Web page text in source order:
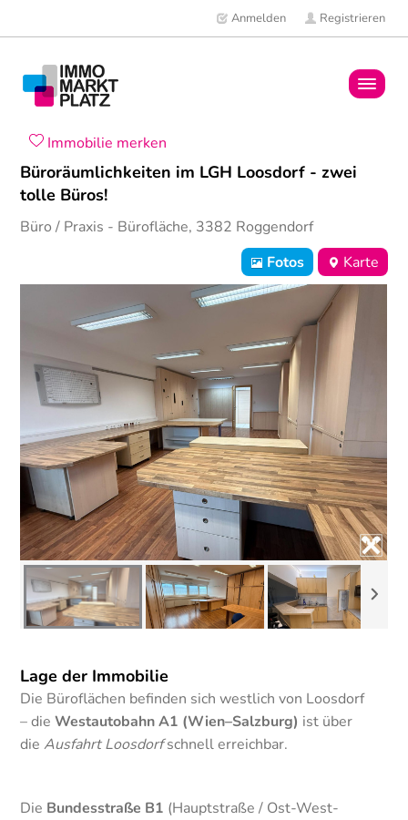
Anmelden Registrieren
Mitglieder
News
Immobilie merken
Büroräumlichkeiten im LGH Loosdorf - zwei
tolle Büros!
Büro / Praxis - Bürofläche, 3382 Roggendorf
Fotos
Karte
Lage der Immobilie
Die Büroflächen befinden sich westlich von Loosdorf
– dieWestautobahn A1 (Wien–Salzburg) ist über
dieAusfahrt Loosdorfschnell erreichbar.
Die Bundesstraße B1 (Hauptstraße / Ost-West-